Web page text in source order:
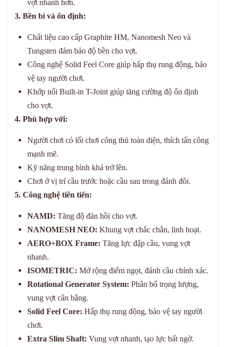
vợt nhanh hơn.
3. Bền bỉ và ổn định:
Chất liệu cao cấp Graphite HM, Nanomesh Neo và
Tungsten đảm bảo độ bền cho vợt.
Công nghệ Solid Feel Core giúp hấp thụ rung động, bảo
vệ tay người chơi.
Khớp nối Built-in T-Joint giúp tăng cường độ ổn định
cho vợt.
4. Phù hợp với:
Người chơi có lối chơi công thủ toàn diện, thích tấn công
mạnh mẽ.
Kỹ năng trung bình khá trở lên.
Chơi ở vị trí cầu trước hoặc cầu sau trong đánh đôi.
5. Công nghệ tiên tiến:
NAMD: Tăng độ đàn hồi cho vợt.
NANOMESH NEO: Khung vợt chắc chắn, linh hoạt.
AERO+BOX Frame: Tăng lực đập cầu, vung vợt
nhanh.
ISOMETRIC: Mở rộng điểm ngọt, đánh cầu chính xác.
Rotational Generator System: Phân bổ trọng lượng,
vung vợt cân bằng.
Solid Feel Core: Hấp thụ rung động, bảo vệ tay người
chơi.
Extra Slim Shaft: Vung vợt nhanh, tạo lực bất ngờ.